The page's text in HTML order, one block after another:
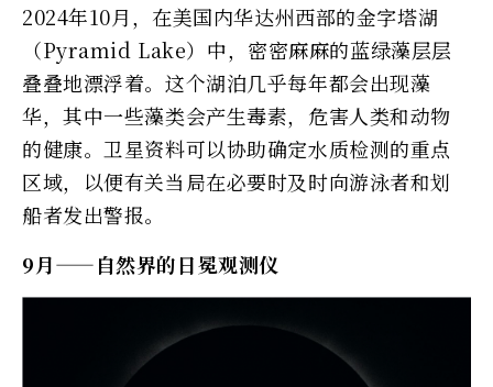
2024年10月，在美国内华达州西部的金字塔湖
（Pyramid Lake）中，密密麻麻的蓝绿藻层层
叠叠地漂浮着。这个湖泊几乎每年都会出现藻
华，其中一些藻类会产生毒素，危害人类和动物
的健康。卫星资料可以协助确定水质检测的重点
区域，以便有关当局在必要时及时向游泳者和划
船者发出警报。
9月——自然界的日冕观测仪